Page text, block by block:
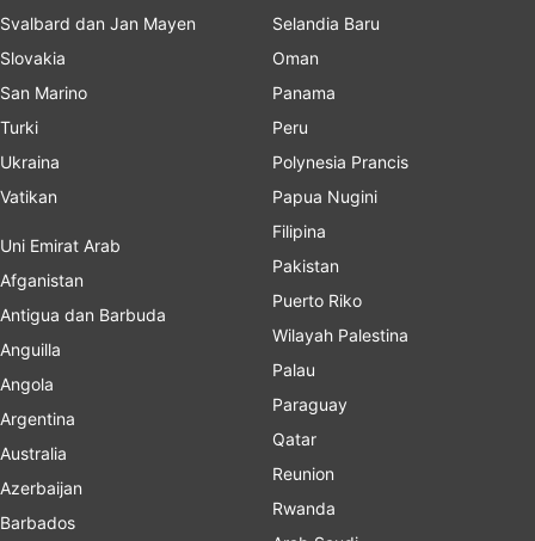
Svalbard dan Jan Mayen
Slovakia
San Marino
Turki
Ukraina
Vatikan
Uni Emirat Arab
Afganistan
Antigua dan Barbuda
Anguilla
Angola
Argentina
Australia
Azerbaijan
Barbados
Selandia Baru
Oman
Panama
Peru
Polynesia Prancis
Papua Nugini
Filipina
Pakistan
Puerto Riko
Wilayah Palestina
Palau
Paraguay
Qatar
Reunion
Rwanda